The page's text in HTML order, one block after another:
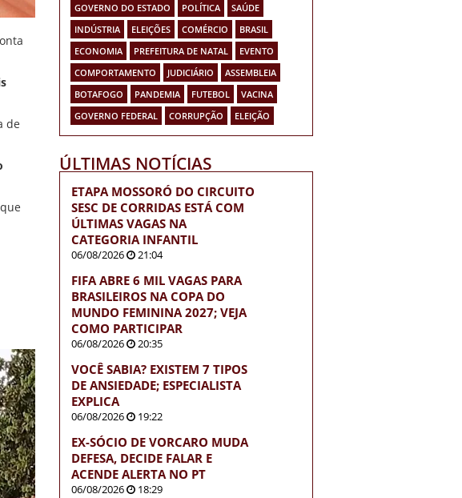
de
GOVERNO DO ESTADO POLÍTICA
SAÚDE
INDÚSTRIA
ELEIÇÕES COMÉRCIO
BRASIL
ECONOMIA
PREFEITURA DE NATAL
EVENTO
COMPORTAMENTO
JUDICIÁRIO
ASSEMBLEIA
BOTAFOGO
PANDEMIA FUTEBOL
VACINA
GOVERNO FEDERAL
CORRUPÇÃO ELEIÇÃO
ÚLTIMAS NOTÍCIAS
ETAPA MOSSORÓ DO CIRCUITO
SESC DE CORRIDAS ESTÁ COM
ÚLTIMAS VAGAS NA
CATEGORIA INFANTIL
06/08/2026 21:04
FIFA ABRE 6 MIL VAGAS PARA
BRASILEIROS NA COPA DO
MUNDO FEMININA 2027; VEJA
COMO PARTICIPAR
06/08/2026 20:35
VOCÊ SABIA? EXISTEM 7 TIPOS
DE ANSIEDADE; ESPECIALISTA
EXPLICA
06/08/2026 19:22
EX-SÓCIO DE VORCARO MUDA
DEFESA, DECIDE FALAR E
ACENDE ALERTA NO PT
06/08/2026 18:29